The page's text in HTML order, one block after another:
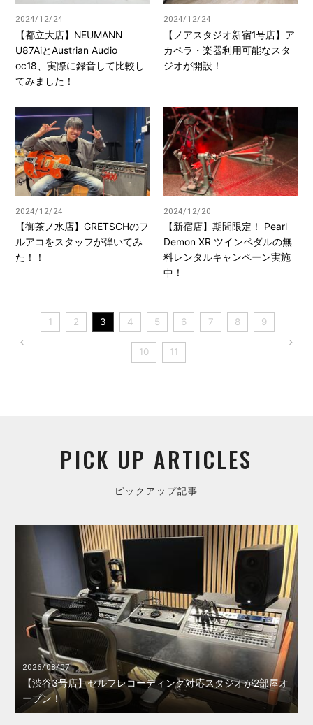
2024/12/24
【都立大店】NEUMANN
U87AiとAustrian Audio
oc18、実際に録音して比較し
てみました！
2024/12/24
【ノアスタジオ新宿1号店】ア
カペラ・楽器利用可能なスタ
ジオが開設！
2024/12/24
【御茶ノ水店】GRETSCHのフ
ルアコをスタッフが弾いてみ
た！！
2024/12/20
【新宿店】期間限定！ Pearl
Demon XR ツインペダルの無
料レンタルキャンペーン実施
中！
1 2 3 4 5 6 7 8 9
10 11
PICK UP ARTICLES
ピックアップ記事
2026/08/07
【渋谷3号店】セルフレコーディング対応スタジオが2部屋オ
ープン！